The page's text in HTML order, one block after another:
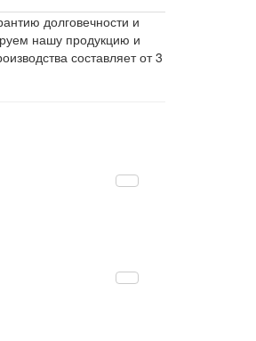
долговечности и
нашу продукцию и
составляет от 3